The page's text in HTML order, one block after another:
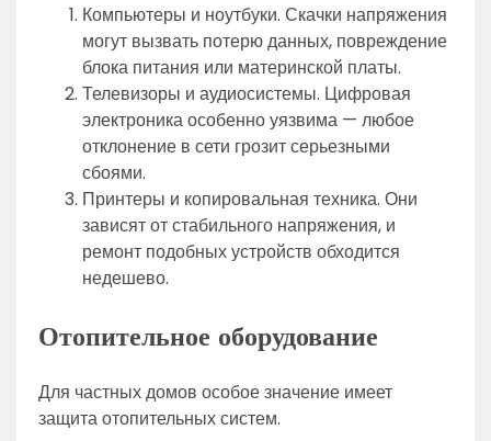
Компьютеры и ноутбуки. Скачки напряжения
могут вызвать потерю данных, повреждение
блока питания или материнской платы.
Телевизоры и аудиосистемы. Цифровая
электроника особенно уязвима — любое
отклонение в сети грозит серьезными
сбоями.
Принтеры и копировальная техника. Они
зависят от стабильного напряжения, и
ремонт подобных устройств обходится
недешево.
Отопительное оборудование
Для частных домов особое значение имеет
защита отопительных систем.